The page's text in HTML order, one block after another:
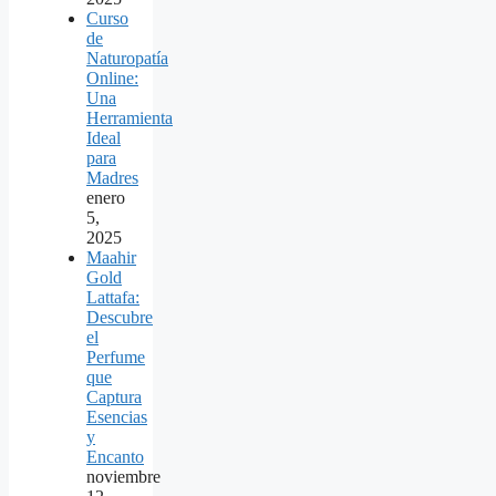
Curso
de
Naturopatía
Online:
Una
Herramienta
Ideal
para
Madres
enero
5,
2025
Maahir
Gold
Lattafa:
Descubre
el
Perfume
que
Captura
Esencias
y
Encanto
noviembre